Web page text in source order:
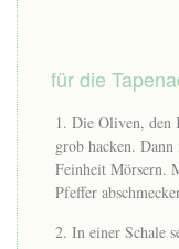
für die
Die Oliven, den
grob hacken.
Feinheit Mörsern.
Pfeffer
In einer Schale